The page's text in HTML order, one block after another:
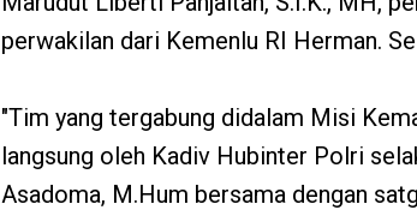
perwakilan dari Kemenlu RI Herman.
"Tim yang tergabung didalam Misi
langsung oleh Kadiv Hubinter Polri
Asadoma, M.Hum bersama dengan